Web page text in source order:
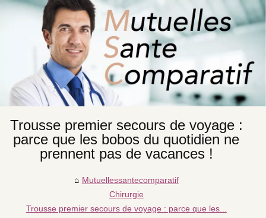
Trousse premier secours de voyage :
parce que les bobos du quotidien ne
prennent pas de vacances !
Mutuellessantecomparatif
Chirurgie
Trousse premier secours de voyage : parce que les...